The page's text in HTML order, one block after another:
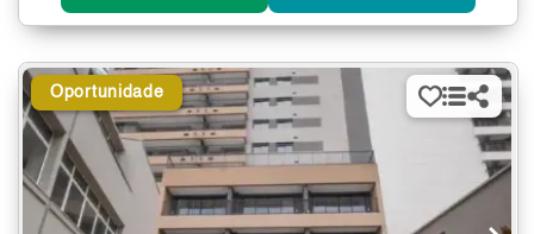
Oportunidade